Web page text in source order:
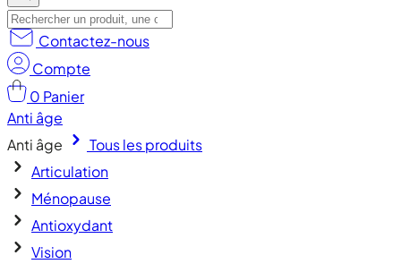
Contactez-nous
Compte
0 Panier
Anti âge
Anti âge
Tous les produits
Articulation
Ménopause
Antioxydant
Vision